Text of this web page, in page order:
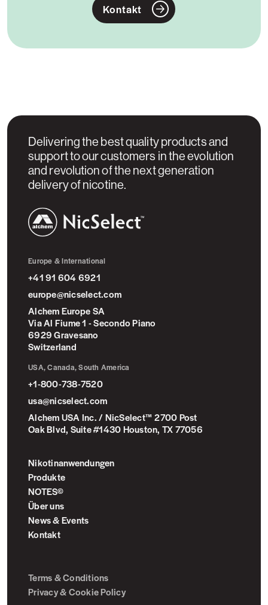
Kontakt
Delivering the best quality products and
support to our customers in the evolution
and revolution of the next generation
delivery of nicotine.
Europe & International
+41 91 604 6921
europe@nicselect.com
Alchem Europe SA
Via Al Fiume 1 - Secondo Piano
6929 Gravesano
Switzerland
USA, Canada, South America
+1-800-738-7520
usa@nicselect.com
Alchem USA Inc. / NicSelect™ 2700 Post
Oak Blvd, Suite #1430 Houston, TX 77056
Nikotinanwendungen
Produkte
NOTES©
Über uns
News & Events
Kontakt
Terms & Conditions
Privacy & Cookie Policy